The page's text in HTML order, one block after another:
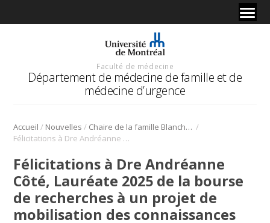
Faculté de médecine
Département de médecine de famille et de
médecine d’urgence
Accueil / Nouvelles / Chaire de la famille Blanchard /
Félicitations à Dre Andréanne Côté, Lauréate 2025 de la bourse de recherches à un projet de mobilisation des connaissances soutenu par la Chaire de la Famille Blanchard
Félicitations à Dre Andréanne
Côté, Lauréate 2025 de la bourse
de recherches à un projet de
mobilisation des connaissances